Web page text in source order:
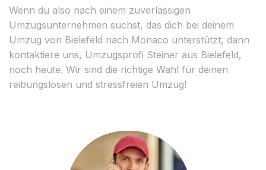
Wenn du also nach einem zuverlässigen
Umzugsunternehmen suchst, das dich bei deinem
Umzug von Bielefeld nach Monaco unterstützt, dann
kontaktiere uns, Umzugsprofi Steiner aus Bielefeld,
noch heute. Wir sind die richtige Wahl für deinen
reibungslosen und stressfreien Umzug!